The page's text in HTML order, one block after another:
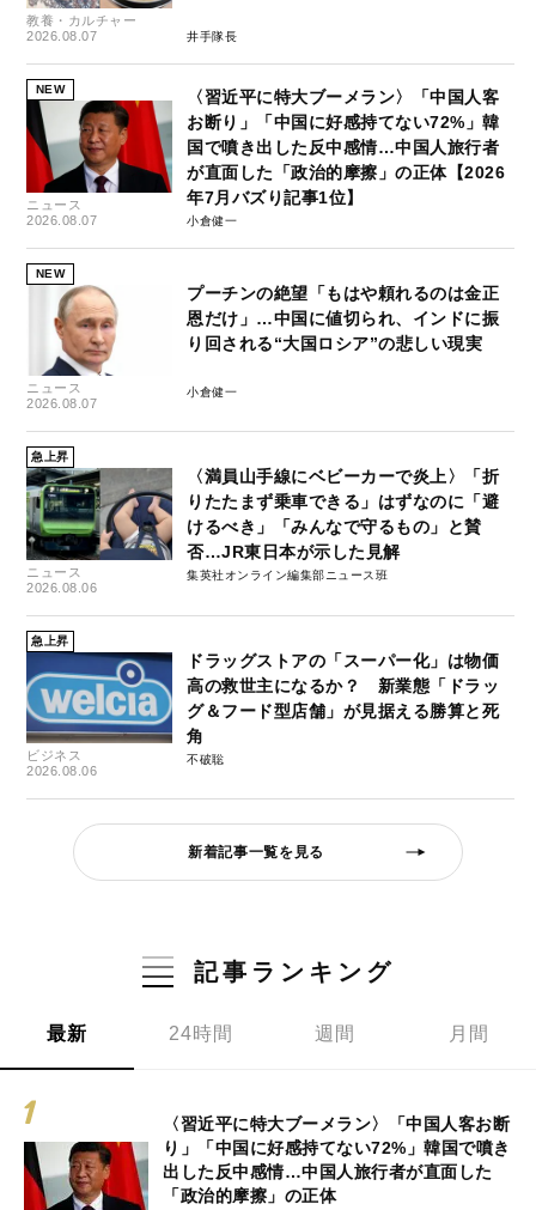
教養・カルチャー
2026.08.07
井手隊長
NEW
ニュース
2026.08.07
〈習近平に特大ブーメラン〉「中国人客
お断り」「中国に好感持てない72%」韓
国で噴き出した反中感情…中国人旅行者
が直面した「政治的摩擦」の正体【2026
年7月バズり記事1位】
小倉健一
NEW
ニュース
2026.08.07
プーチンの絶望「もはや頼れるのは金正
恩だけ」…中国に値切られ、インドに振
り回される“大国ロシア”の悲しい現実
小倉健一
急上昇
ニュース
2026.08.06
〈満員山手線にベビーカーで炎上〉「折
りたたまず乗車できる」はずなのに「避
けるべき」「みんなで守るもの」と賛
否…JR東日本が示した見解
集英社オンライン編集部ニュース班
急上昇
ビジネス
2026.08.06
ドラッグストアの「スーパー化」は物価
高の救世主になるか？ 新業態「ドラッ
グ＆フード型店舗」が見据える勝算と死
角
不破聡
新着記事一覧を見る
記事ランキング
最新 24時間 週間 月間
〈習近平に特大ブーメラン〉「中国人客お断
り」「中国に好感持てない72%」韓国で噴き
出した反中感情…中国人旅行者が直面した
「政治的摩擦」の正体